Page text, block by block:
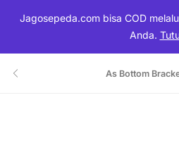
Jagosepeda.com bisa COD
Anda.
As Bottom